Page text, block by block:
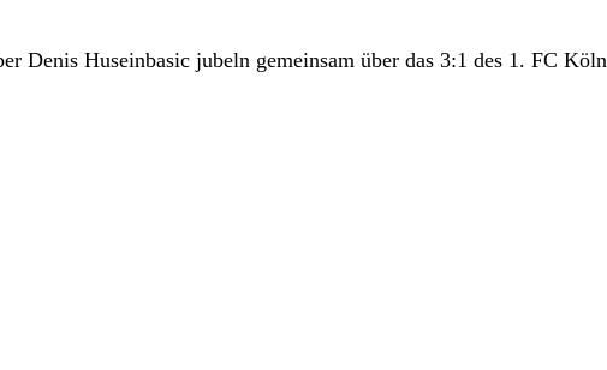
Denis Huseinbasic jubeln gemeinsam über das 3:1 des 1. FC